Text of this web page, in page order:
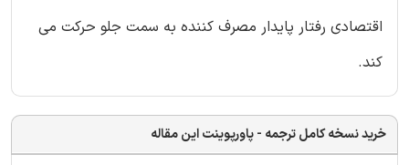
اقتصادی رفتار پایدار مصرف کننده به سمت جلو حرکت می
کند.
خرید نسخه کامل ترجمه - پاورپوینت این مقاله